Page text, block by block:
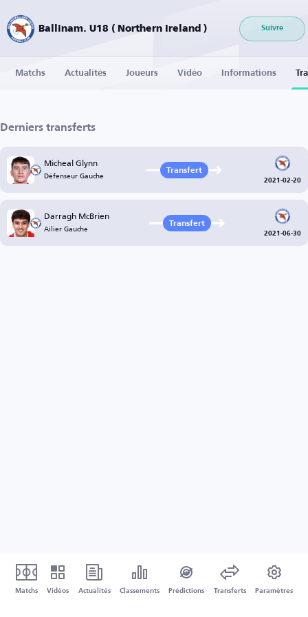
Ballinam. U18 ( Northern Ireland ) Suivre
Matchs Actualités Joueurs Vidéo Informations
Derniers transferts
Micheal Glynn
Défenseur Gauche Transfert
2021-02-20
Darragh McBrien
Ailier Gauche Transfert
2021-06-30
Matchs Vidéos Actualités Classements Prédictions Transferts Paramètres